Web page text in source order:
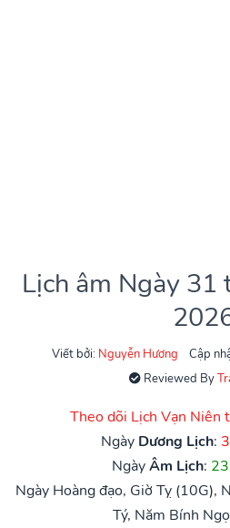
Lịch âm Ngày 31
Viết bởi: Nguyễn Hương
Cập
Reviewed By
Theo dõi Lịch Vạn Niên
Ngày Dương Lịch:
NgàyÂm Lịch:
Ngày Hoàng đạo, Giờ Tỵ (10G),
Tý, Năm Bính